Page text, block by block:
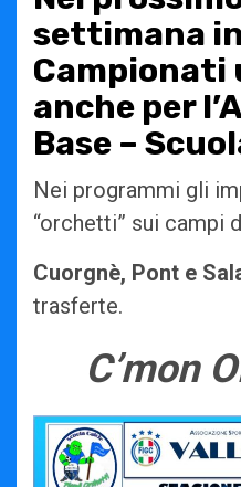
settimana
Campionati
anche per
Base –
Nei programmi gli
“orchetti” sui campi
Cuorgnè, Pont e
trasferte.
C’mon